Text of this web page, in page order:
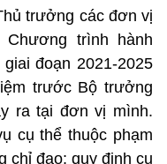
trưởng các đơn vị
trình hành
đoạn 2021-2025
trước Bộ trưởng
ra tại đơn vị mình.
cụ thể thuộc phạm
chỉ đạo; quy định cụ